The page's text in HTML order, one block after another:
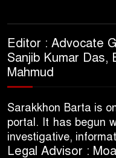
Editor : Advocate
Sanjib Kumar Das,
Mahmud
Sarakkhon Barta is
portal. It has begun
investigative,
Legal Advisor :